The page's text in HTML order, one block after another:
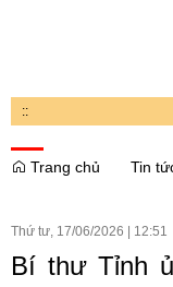
::
Trang chủ
Tin
Thứ tư, 17/06/2026 12:51
Bí thư Tỉnh